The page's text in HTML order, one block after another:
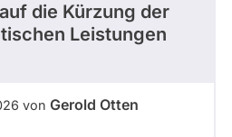
die Kürzung der
Leistungen
von Gerold Otten